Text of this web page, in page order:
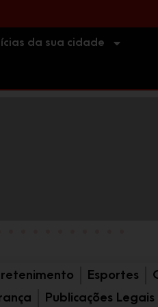
da sua cidade
Esportes
Publicações Legais